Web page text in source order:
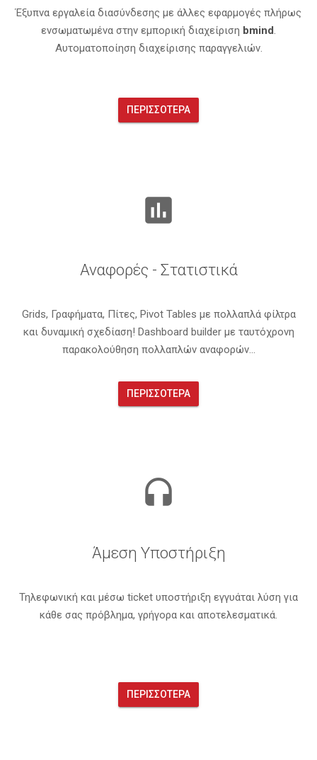
Έξυπνα εργαλεία διασύνδεσης με άλλες εφαρμογές πλήρως
ενσωματωμένα στην εμπορική διαχείριση bmind.
Αυτοματοποίηση διαχείρισης παραγγελιών.
ΠΕΡΙΣΣΌΤΕΡΑ
insert_chart
Αναφορές - Στατιστικά
Grids, Γραφήματα, Πίτες, Pivot Tables με πολλαπλά φίλτρα
και δυναμική σχεδίαση! Dashboard builder με ταυτόχρονη
παρακολούθηση πολλαπλών αναφορών...
ΠΕΡΙΣΣΌΤΕΡΑ
headset
Άμεση Υποστήριξη
Τηλεφωνική και μέσω ticket υποστήριξη εγγυάται λύση για
κάθε σας πρόβλημα, γρήγορα και αποτελεσματικά.
ΠΕΡΙΣΣΌΤΕΡΑ